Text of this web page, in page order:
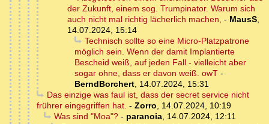
der Zukunft, einem sog. Trumpinator. Warum sich
auch nicht mal richtig lächerlich machen, - MausS,
14.07.2024, 15:14
Technisch sollte so eine Micro-Platzpatrone
möglich sein. Wenn der damit Implantierte
Bescheid weiß, auf jeden Fall - vielleicht aber
sogar ohne, dass er davon weiß. owT -
BerndBorchert, 14.07.2024, 15:31
Das einzige was faul ist, dass der secret service nicht
frührer eingegriffen hat. - Zorro, 14.07.2024, 10:19
Was sind "Moa"?- paranoia, 14.07.2024, 12:11